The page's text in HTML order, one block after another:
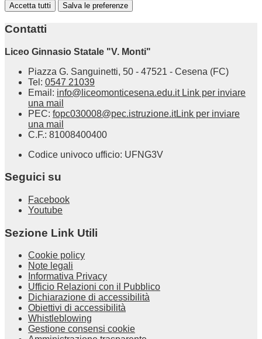
Accetta tutti Salva le preferenze
Contatti
Liceo Ginnasio Statale "V. Monti"
Piazza G. Sanguinetti, 50 - 47521 - Cesena (FC)
Tel: 0547 21039
Email: info@liceomonticesena.edu.it Link per inviare
una mail
PEC: fopc030008@pec.istruzione.itLink per inviare
una mail
C.F.: 81008400400
Codice univoco ufficio: UFNG3V
Seguici su
Facebook
Youtube
Sezione Link Utili
Cookie policy
Note legali
Informativa Privacy
Ufficio Relazioni con il Pubblico
Dichiarazione di accessibilità
Obiettivi di accessibilità
Whistleblowing
Gestione consensi cookie